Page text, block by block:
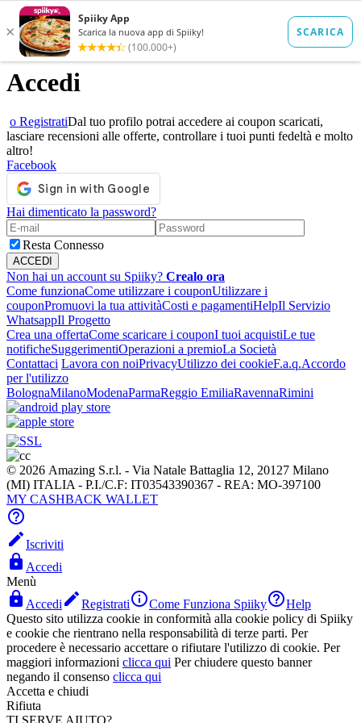
Accedi
o RegistratiDal tuo profilo potrai accedere ai coupon scaricati,
lasciare recensioni alle offerte, controllare i tuoi punti fedeltà e molto
altro!
Facebook
Hai dimenticato la password?
Resta Connesso
Non hai un account su Spiiky? Crealo ora
Come funzionaCome utilizzare i couponUtilizzare i
couponPromuovi la tua attivitàCosti e pagamentiHelpIl Servizio
WhatsappIl Progetto
Crea una offertaCome scaricare i couponI tuoi acquistiLe tue
notificheSuggerimentiOperazioni a premioLa Società
Contattaci Lavora con noiPrivacyUtilizzo dei cookieF.a.q.Accordo
per l'utilizzo
BolognaMilanoModenaParmaReggio EmiliaRavennaRimini
© 2026 Amazing S.r.l. - Via Natale Battaglia 12, 20127 Milano
(MI) ITALIA - P.I./C.F: IT03543390367 - REA: MO-397100
MY CASHBACK WALLET

Iscriviti
 Accedi
Menù
 AccediRegistratiCome Funziona SpiikyHelp
Questo sito utilizza cookie in conformità alla cookie policy di Spiiky
e cookie che rientrano nella responsabilità di terze parti. Per
procedere è necessario accettare o rifiutare l'utilizzo di cookie. Per
maggiori informazioni clicca qui Per chiudere questo banner
negando il consenso clicca qui
Accetta e chiudi
Rifiuta